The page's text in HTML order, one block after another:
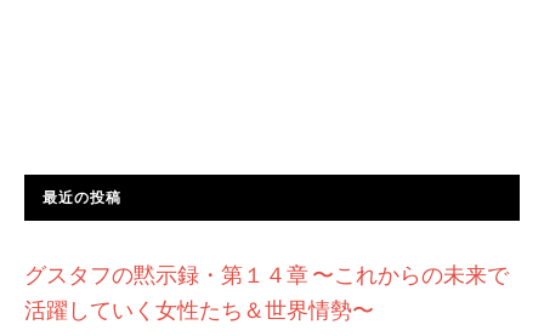
最近の投稿
グスタフの黙示録・第１４章 〜これからの未来で
活躍していく女性たち＆世界情勢〜